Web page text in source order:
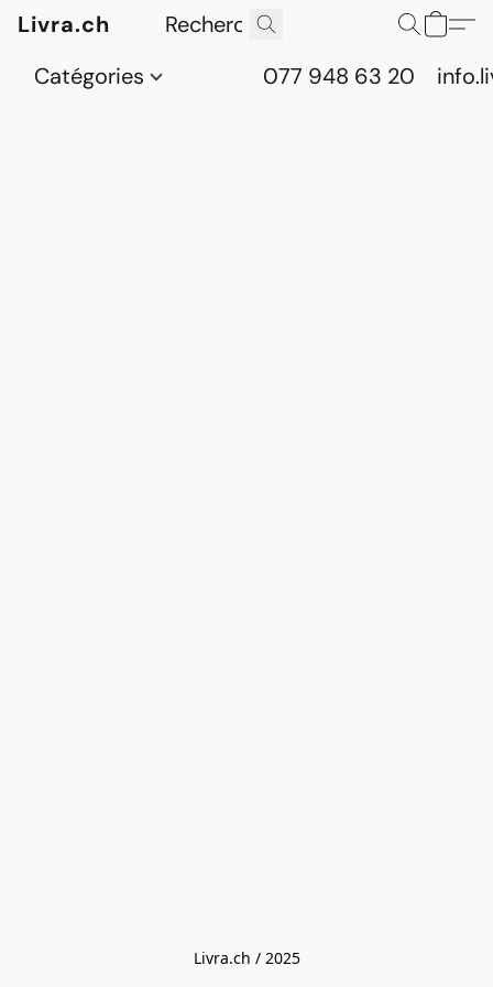
Livra.ch
Catégories
077 948 63 20
Livra.ch / 2025